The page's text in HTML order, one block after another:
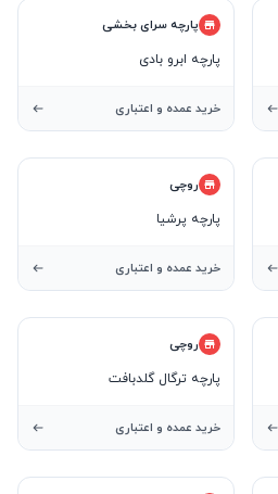
پارچه سرای بخشی
پارچه ابرو بادی
خرید عمده و اعتباری
روچی
پارچه پرشیا
خرید عمده و اعتباری
روچی
پارچه ترگال گلدبافت
خرید عمده و اعتباری